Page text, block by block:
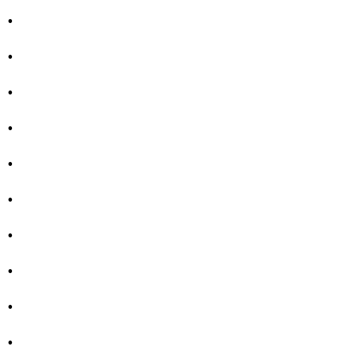
.
.
.
.
.
.
.
.
.
.